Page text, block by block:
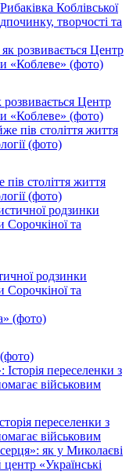
Коблівської
творчості та
Центр
«Коблеве» (фото)
століття життя
(фото)
родзинки
та
переселенки з
військовим